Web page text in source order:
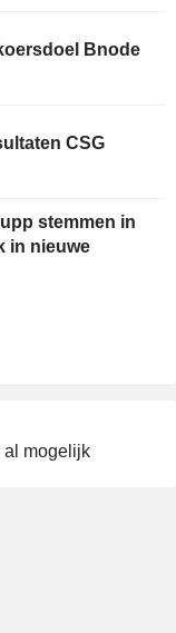
Bnode
CSG
stemmen in
in nieuwe
al mogelijk